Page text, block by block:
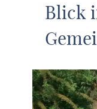
Blick